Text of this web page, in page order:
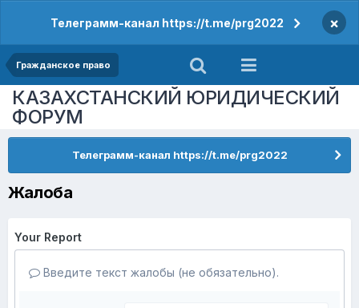
Телеграмм-канал https://t.me/prg2022 ×
Гражданское право
КАЗАХСТАНСКИЙ ЮРИДИЧЕСКИЙ
ФОРУМ
Телеграмм-канал https://t.me/prg2022
Жалоба
Your Report
Введите текст жалобы (не обязательно).